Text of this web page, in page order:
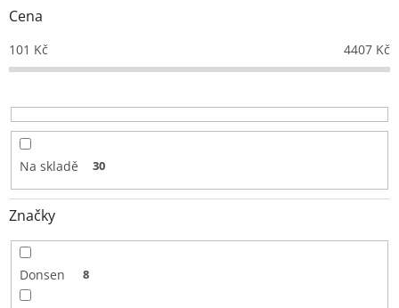
d
k
t
Cena
101 Kč 4407 Kč
Na skladě 30
Značky
Donsen 8